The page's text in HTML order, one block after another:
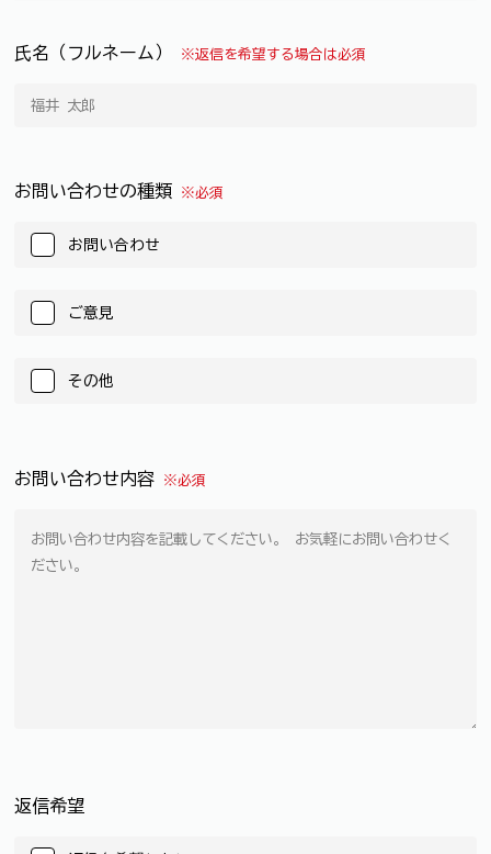
氏名（フルネーム） ※返信を希望する場合は必須
お問い合わせの種類 ※必須
お問い合わせ
ご意見
その他
お問い合わせ内容 ※必須
返信希望